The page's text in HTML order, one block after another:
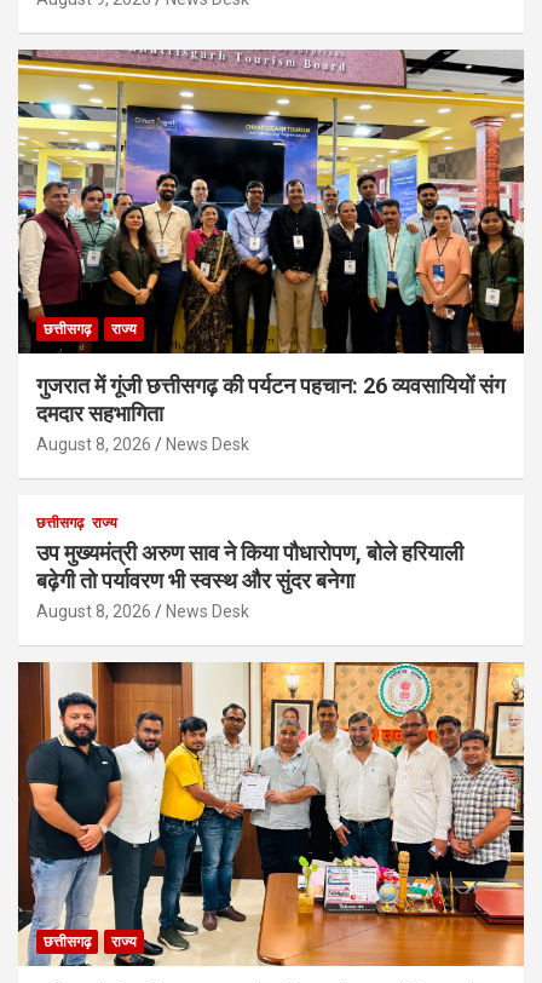
छत्तीसगढ़ राज्य
गुजरात में गूंजी छत्तीसगढ़ की पर्यटन पहचान: 26 व्यवसायियों संग
दमदार सहभागिता
August 8, 2026 News Desk
छत्तीसगढ़ राज्य
उप मुख्यमंत्री अरुण साव ने किया पौधारोपण, बोले हरियाली
बढ़ेगी तो पर्यावरण भी स्वस्थ और सुंदर बनेगा
August 8, 2026 News Desk
छत्तीसगढ़ राज्य